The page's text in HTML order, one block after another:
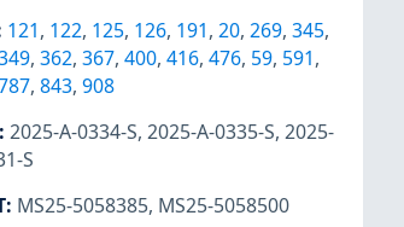
121, 122, 125, 126, 191, 20, 269, 345,
, 362, 367, 400, 416, 476, 59, 591,
, 843, 908
: 2025-A-0334-S, 2025-A-0335-S, 2025-
S
: MS25-5058385, MS25-5058500